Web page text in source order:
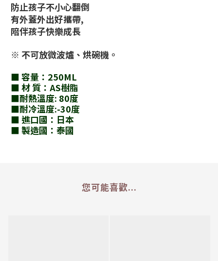
防止孩子不小心翻倒
有外蓋外出好攜帶,
陪伴孩子快樂成長
※ 不可放微波爐、烘碗機。
■ 容量：250ML
■ 材 質：AS樹脂
■耐熱溫度: 80度
■耐冷溫度:-30度
■ 進口國：日本
■ 製造國：泰國
您可能喜歡...